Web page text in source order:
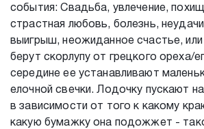
события: Свадьба, увлечение,
страстная любовь, болезнь,
выигрыш, неожиданное счастье, или
берут скорлупу от грецкого ореха/
середине ее устанавливают
елочной свечки. Лодочку пускают
в зависимости от того к какому
какую бумажку она подожжет -